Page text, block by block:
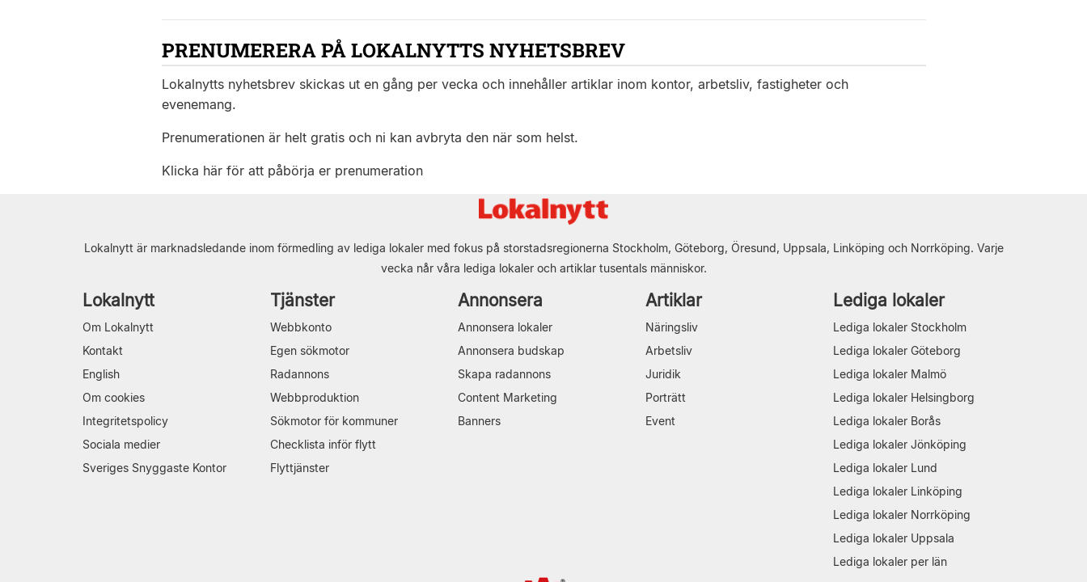
PRENUMERERA PÅ LOKALNYTTS NYHETSBREV
Lokalnytts nyhetsbrev skickas ut en gång per vecka och innehåller artiklar inom kontor, arbetsliv, fastigheter och
evenemang.
Prenumerationen är helt gratis och ni kan avbryta den när som helst.
Klicka här för att påbörja er prenumeration
Lokalnytt är marknadsledande inom förmedling av lediga lokaler med fokus på storstadsregionerna Stockholm, Göteborg, Öresund, Uppsala, Linköping och Norrköping. Varje
vecka når våra lediga lokaler och artiklar tusentals människor.
Lokalnytt
Om Lokalnytt
Kontakt
English
Om cookies
Integritetspolicy
Sociala medier
Sveriges Snyggaste Kontor
Tjänster
Webbkonto
Egen sökmotor
Radannons
Webbproduktion
Sökmotor för kommuner
Checklista inför flytt
Flyttjänster
Annonsera
Annonsera lokaler
Annonsera budskap
Skapa radannons
Content Marketing
Banners
Artiklar
Näringsliv
Arbetsliv
Juridik
Porträtt
Event
Lediga lokaler
Lediga lokaler Stockholm
Lediga lokaler Göteborg
Lediga lokaler Malmö
Lediga lokaler Helsingborg
Lediga lokaler Borås
Lediga lokaler Jönköping
Lediga lokaler Lund
Lediga lokaler Linköping
Lediga lokaler Norrköping
Lediga lokaler Uppsala
Lediga lokaler per län